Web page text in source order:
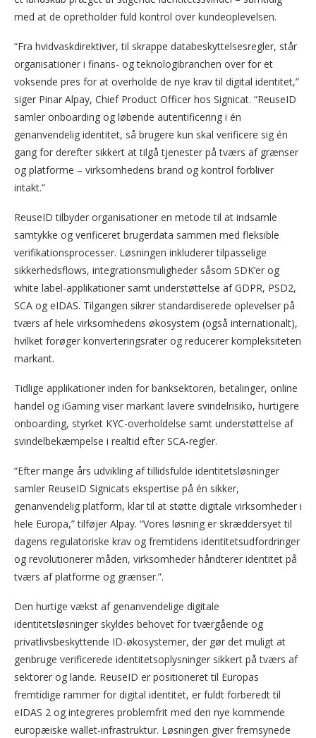
med at de opretholder fuld kontrol over kundeoplevelsen.
“Fra hvidvaskdirektiver, til skrappe databeskyttelsesregler, står
organisationer i finans- og teknologibranchen over for et
voksende pres for at overholde de nye krav til digital identitet,”
siger Pinar Alpay, Chief Product Officer hos Signicat. “ReuseID
samler onboarding og løbende autentificering i én
genanvendelig identitet, så brugere kun skal verificere sig én
gang for derefter sikkert at tilgå tjenester på tværs af grænser
og platforme – virksomhedens brand og kontrol forbliver
intakt.”
ReuseID tilbyder organisationer en metode til at indsamle
samtykke og verificeret brugerdata sammen med fleksible
verifikationsprocesser. Løsningen inkluderer tilpasselige
sikkerhedsflows, integrationsmuligheder såsom SDK’er og
white label-applikationer samt understøttelse af GDPR, PSD2,
SCA og eIDAS. Tilgangen sikrer standardiserede oplevelser på
tværs af hele virksomhedens økosystem (også internationalt),
hvilket forøger konverteringsrater og reducerer kompleksiteten
markant.
Tidlige applikationer inden for banksektoren, betalinger, online
handel og iGaming viser markant lavere svindelrisiko, hurtigere
onboarding, styrket KYC-overholdelse samt understøttelse af
svindelbekæmpelse i realtid efter SCA-regler.
“Efter mange års udvikling af tillidsfulde identitetsløsninger
samler ReuseID Signicats ekspertise på én sikker,
genanvendelig platform, klar til at støtte digitale virksomheder i
hele Europa,” tilføjer Alpay. “Vores løsning er skræddersyet til
dagens regulatoriske krav og fremtidens identitetsudfordringer
og revolutionerer måden, virksomheder håndterer identitet på
tværs af platforme og grænser.”.
Den hurtige vækst af genanvendelige digitale
identitetsløsninger skyldes behovet for tværgående og
privatlivsbeskyttende ID-økosystemer, der gør det muligt at
genbruge verificerede identitetsoplysninger sikkert på tværs af
sektorer og lande. ReuseID er positioneret til Europas
fremtidige rammer for digital identitet, er fuldt forberedt til
eIDAS 2 og integreres problemfrit med den nye kommende
europæiske wallet-infrastruktur. Løsningen giver fremsynede